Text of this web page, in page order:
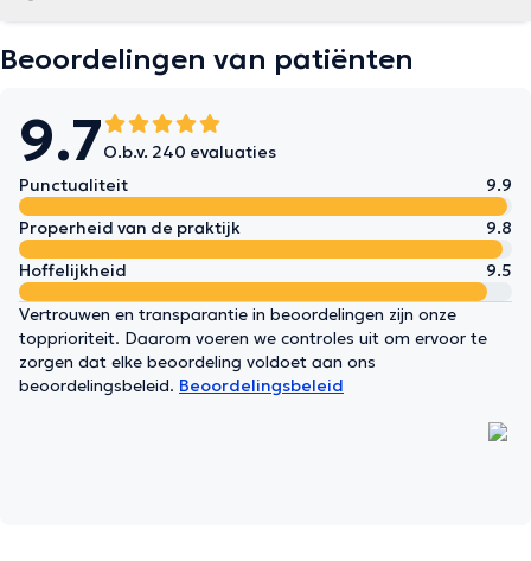
Beoordelingen van patiënten
9.7O.b.v. 240 evaluaties
Punctualiteit
9.9
Properheid van de praktijk
9.8
Hoffelijkheid
9.5
Vertrouwen en transparantie in beoordelingen zijn onze
topprioriteit. Daarom voeren we controles uit om ervoor te
zorgen dat elke beoordeling voldoet aan ons
beoordelingsbeleid. Beoordelingsbeleid